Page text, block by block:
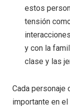
estos
tensión
y con la
clase y las
Cada personaje
importante en